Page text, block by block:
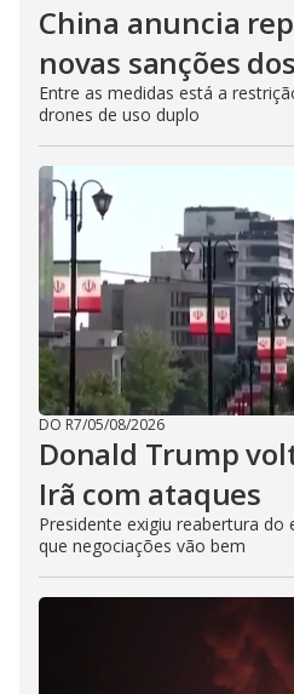
China anuncia
novas sanções
Entre as medidas está a
drones de uso duplo
DO R7/05/08/2026
Donald Trump
Irã com ataques
Presidente exigiu reabertura do
que negociações vão bem